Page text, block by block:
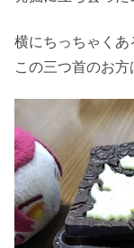
横にちっちゃくあ
この三つ首のお方